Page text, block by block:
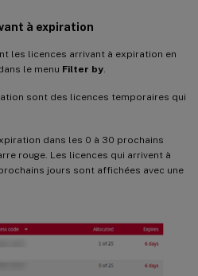
à expiration
les licences arrivant à expiration en
le menu Filter by.
sont des licences temporaires qui
dans les 0 à 30 prochains
rouge. Les licences qui arrivent à
jours sont affichées avec une